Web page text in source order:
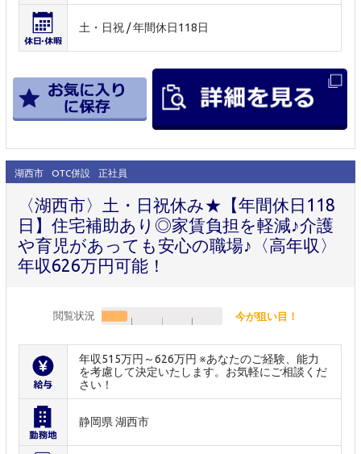
土・日祝 / 年間休日118日
湖西市 OTC併設 正社員
〈湖西市〉土・日祝休み★【年間休日118
日】住宅補助あり◎家賃負担を軽減♪介護
や育児があっても安心の職場♪〈高年収〉
年収626万円可能！
閲覧状況 今が狙い目！
年収515万円～626万円 ※あなたのご経験、能力
を考慮して決定いたします。お気軽にご相談くだ
さい！
静岡県 湖西市